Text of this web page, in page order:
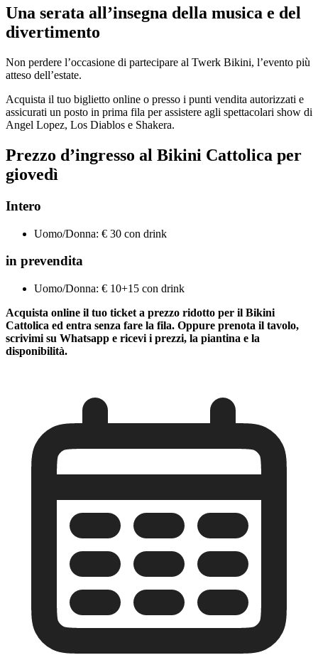
Una serata all’insegna della musica e del
divertimento
Non perdere l’occasione di partecipare al Twerk Bikini, l’evento più
atteso dell’estate.
Acquista il tuo biglietto online o presso i punti vendita autorizzati e
assicurati un posto in prima fila per assistere agli spettacolari show di
Angel Lopez, Los Diablos e Shakera.
Prezzo d’ingresso al Bikini Cattolica per
giovedì
Intero
Uomo/Donna: € 30 con drink
in prevendita
Uomo/Donna: € 10+15 con drink
Acquista online il tuo ticket a prezzo ridotto per il Bikini
Cattolica ed entra senza fare la fila. Oppure prenota il tavolo,
scrivimi su Whatsapp e ricevi i prezzi, la piantina e la
disponibilità.